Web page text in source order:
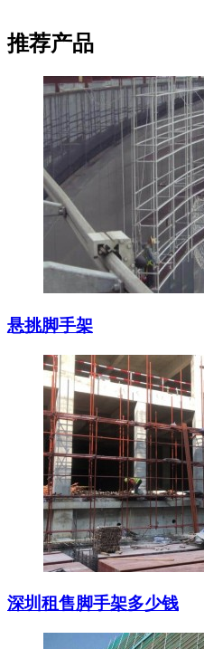
推荐产品
悬挑脚手架
深圳租售脚手架多少钱